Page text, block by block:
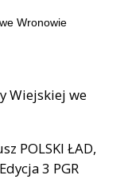
Wiejskiej we
POLSKI ŁAD,
3 PGR